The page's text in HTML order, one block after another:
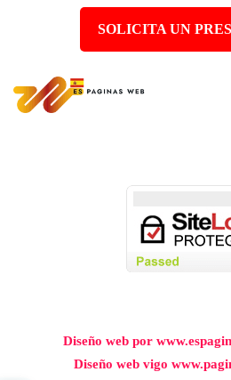
SOLICITA UN
Diseño web por
Diseño web vigo